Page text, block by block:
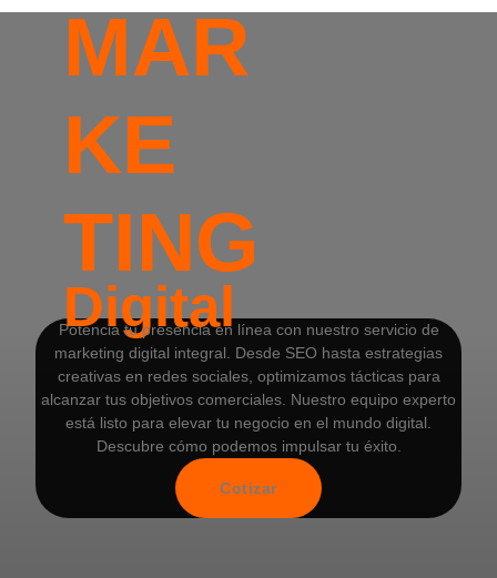
MAR
KE
TING
Digital
Potencia tu presencia en línea con nuestro servicio de
marketing digital integral. Desde SEO hasta estrategias
creativas en redes sociales, optimizamos tácticas para
alcanzar tus objetivos comerciales. Nuestro equipo experto
está listo para elevar tu negocio en el mundo digital.
Descubre cómo podemos impulsar tu éxito.
Cotizar